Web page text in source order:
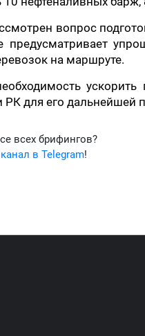
вопрос
на маршруте.
для его дальнейшей
всех брифингов?
канал в Telegram!